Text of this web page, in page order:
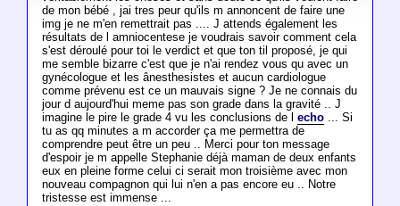
de mon bébé , jai tres peur qu'ils m annoncent de faire une
img je ne m'en remettrait pas .... J attends également les
résultats de l amniocentese je voudrais savoir comment cela
s'est déroulé pour toi le verdict et que ton til proposé, je qui
me semble bizarre c'est que je n'ai rendez vous qu avec un
gynécologue et les ânesthesistes et aucun cardiologue
comme prévenu est ce un mauvais signe ? Je ne connais du
jour d aujourd'hui meme pas son grade dans la gravité .. J
imagine le pire le grade 4 vu les conclusions de l echo... Si
tu as qq minutes a m accorder ça me permettra de
comprendre peut être un peu .. Merci pour ton message
d'espoir je m appelle Stephanie déjà maman de deux enfants
eux en pleine forme celui ci serait mon troisième avec mon
nouveau compagnon qui lui n'en a pas encore eu .. Notre
tristesse est immense ...